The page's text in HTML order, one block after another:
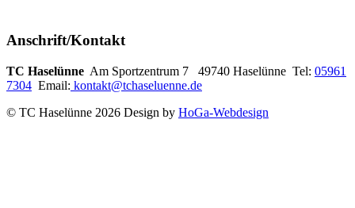
Anschrift/Kontakt
TC Haselünne Am Sportzentrum 7 49740 Haselünne Tel: 05961
7304 Email: kontakt@tchaseluenne.de
© TC Haselünne 2026 Design by HoGa-Webdesign